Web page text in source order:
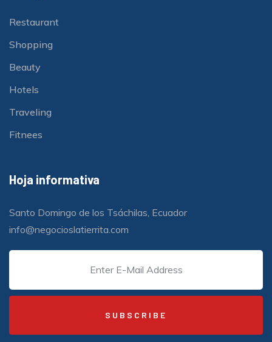
Restaurant
Shopping
Beauty
Hotels
Traveling
Fitnees
Hoja informativa
Santo Domingo de los Tsáchilas, Ecuador
info@negocioslatierrita.com